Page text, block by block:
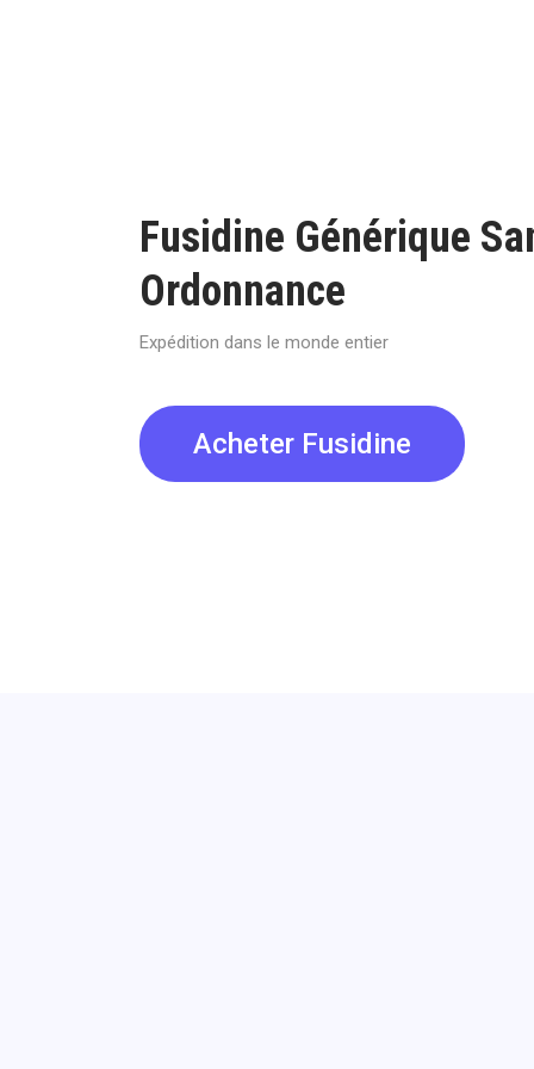
Fusidine Générique
Ordonnance
Expédition dans le monde entier
Acheter Fusidine